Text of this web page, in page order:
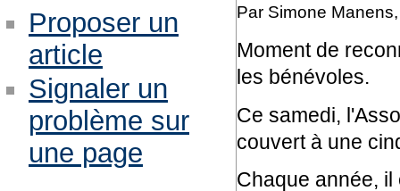
Par Simone
Moment de
les bénévoles.
Ce samedi,
couvert à une
Chaque année,
Proposer un
article
Signaler un
problème sur
une page